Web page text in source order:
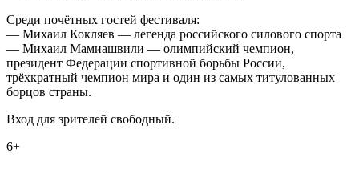
Среди почётных гостей фестиваля:
— Михаил Кокляев — легенда российского силового спорта
— Михаил Мамиашвили — олимпийский чемпион,
президент Федерации спортивной борьбы России,
трёхкратный чемпион мира и один из самых титулованных
борцов страны.
Вход для зрителей свободный.
6+